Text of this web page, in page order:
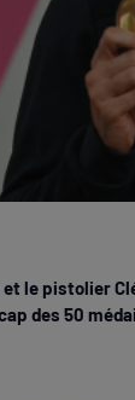
et le pistolier
des 50